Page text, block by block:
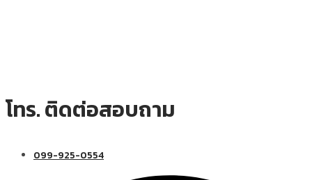
โทร. ติดต่อสอบถาม
099-925-0554